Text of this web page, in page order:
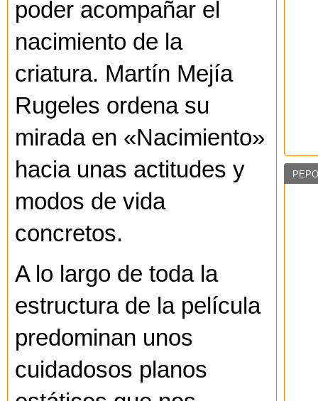
poder acompañar el
nacimiento de la
criatura. Martín Mejía
Rugeles ordena su
mirada en «Nacimiento»
hacia unas actitudes y
modos de vida
concretos.
A lo largo de toda la
estructura de la película
predominan unos
cuidadosos planos